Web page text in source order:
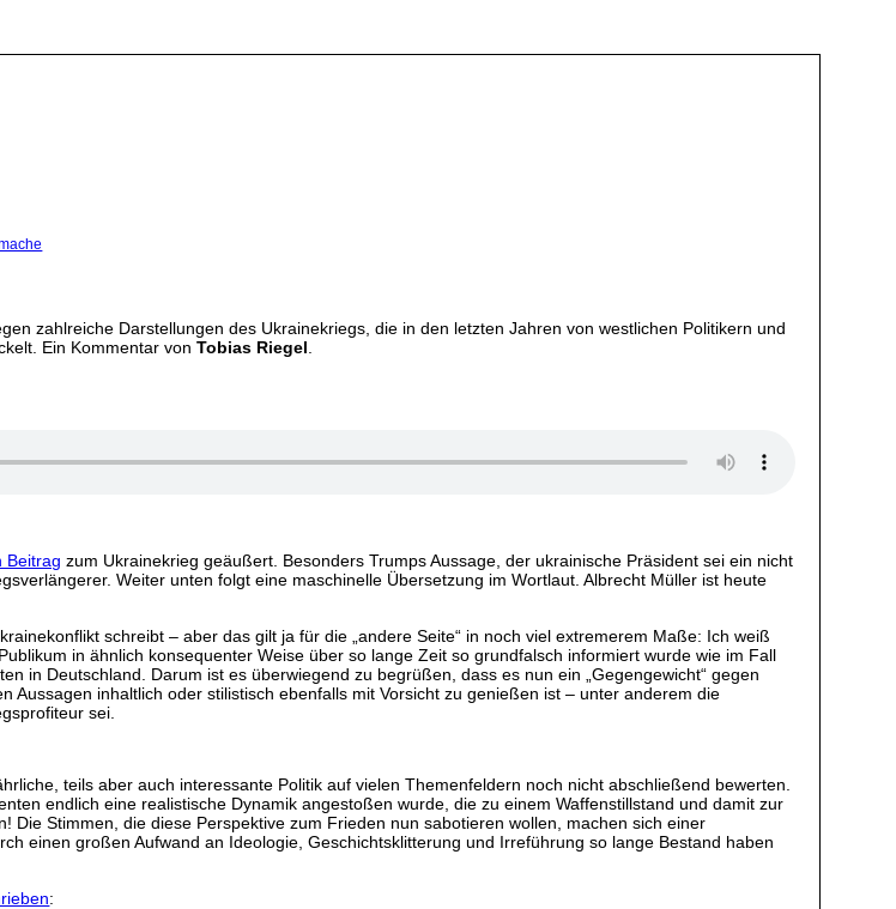
zahlreiche Darstellungen des Ukrainekriegs, die in den letzten Jahren von westlichen Politikern und
Ein Kommentar vonTobias Riegel
Beitrag zum Ukrainekrieg geäußert. Besonders Trumps Aussage, der ukrainische Präsident sei ein nicht
Weiter unten folgt eine maschinelle Übersetzung im Wortlaut. Albrecht Müller ist heute
schreibt – aber das gilt ja für die „andere Seite“ in noch viel extremerem Maße: Ich weiß
in ähnlich konsequenter Weise über so lange Zeit so grundfalsch informiert wurde wie im Fall
in Deutschland. Darum ist es überwiegend zu begrüßen, dass es nun ein „Gegengewicht“ gegen
inhaltlich oder stilistisch ebenfalls mit Vorsicht zu genießen ist – unter anderem die
sei.
teils aber auch interessante Politik auf vielen Themenfeldern noch nicht abschließend bewerten.
endlich eine realistische Dynamik angestoßen wurde, die zu einem Waffenstillstand und damit zur
Stimmen, die diese Perspektive zum Frieden nun sabotieren wollen, machen sich einer
einen großen Aufwand an Ideologie, Geschichtsklitterung und Irreführung so lange Bestand haben
: